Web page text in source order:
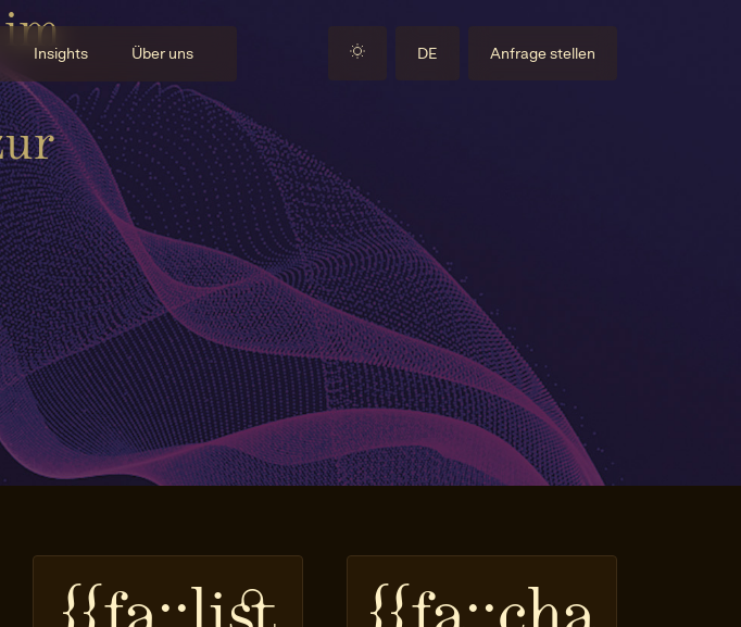
Insights Über uns DE Anfrage stellen